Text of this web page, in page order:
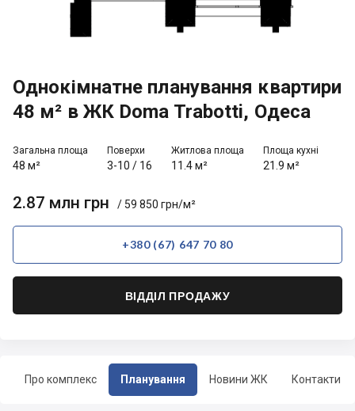
Про комплекс Планування Новини ЖК Контакти
Однокімнатне планування квартири
48 м² в ЖК Doma Trabotti, Одеса
Загальна площа
48 м²
Поверхи
3-10 / 16
Житлова площа
11.4 м²
Площа кухні
21.9 м²
2.87 млн грн / 59 850 грн/м²
+380 (67) 647 70 80
ВІДДІЛ ПРОДАЖУ